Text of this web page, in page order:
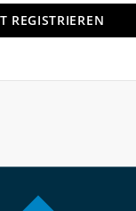
REGISTRIEREN